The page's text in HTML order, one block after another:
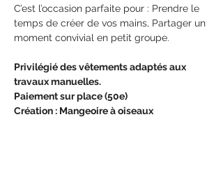
C’est l’occasion parfaite pour : Prendre le
temps de créer de vos mains, Partager un
moment convivial en petit groupe.
Privilégié des vêtements adaptés aux
travaux manuelles.
Paiement sur place (50e)
Création : Mangeoire à oiseaux